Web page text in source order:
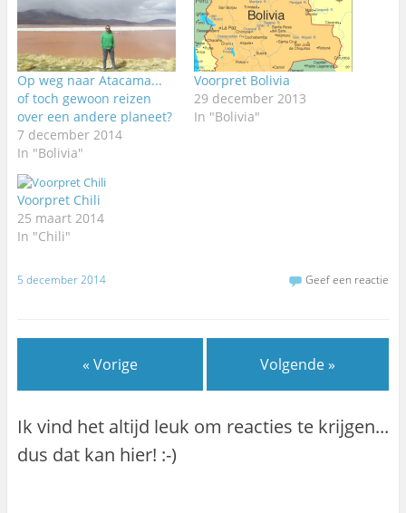
Op weg naar Atacama...
of toch gewoon reizen
over een andere planeet?
7 december 2014
In "Bolivia"
Voorpret Bolivia
29 december 2013
In "Bolivia"
Voorpret Chili
25 maart 2014
In "Chili"
5 december 2014 Geef een reactie
« Vorige Volgende »
Ik vind het altijd leuk om reacties te krijgen...
dus dat kan hier! :-)